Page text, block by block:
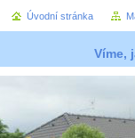
Víme,
Úvodní stránka